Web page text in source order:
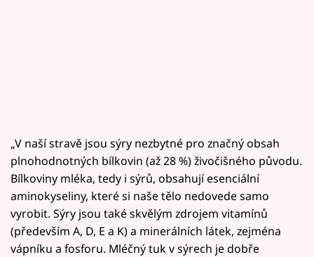
„V naší stravě jsou sýry nezbytné pro značný obsah
plnohodnotných bílkovin (až 28 %) živočišného původu.
Bílkoviny mléka, tedy i sýrů, obsahují esenciální
aminokyseliny, které si naše tělo nedovede samo
vyrobit. Sýry jsou také skvělým zdrojem vitamínů
(především A, D, E a K) a minerálních látek, zejména
vápníku a fosforu. Mléčný tuk v sýrech je dobře